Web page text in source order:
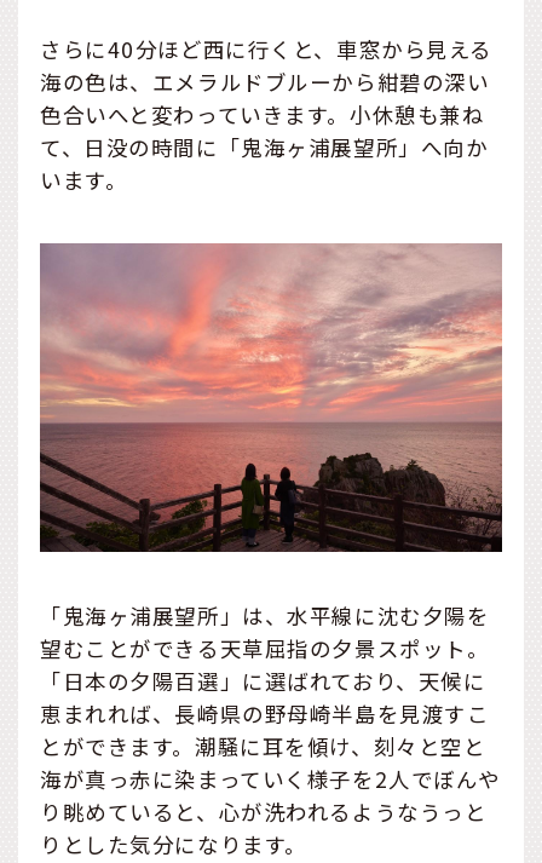
さらに40分ほど西に行くと、車窓から見える
海の色は、エメラルドブルーから紺碧の深い
色合いへと変わっていきます。小休憩も兼ね
て、日没の時間に「鬼海ヶ浦展望所」へ向か
います。
「鬼海ヶ浦展望所」は、水平線に沈む夕陽を
望むことができる天草屈指の夕景スポット。
「日本の夕陽百選」に選ばれており、天候に
恵まれれば、長崎県の野母崎半島を見渡すこ
とができます。潮騒に耳を傾け、刻々と空と
海が真っ赤に染まっていく様子を2人でぼんや
り眺めていると、心が洗われるようなうっと
りとした気分になります。